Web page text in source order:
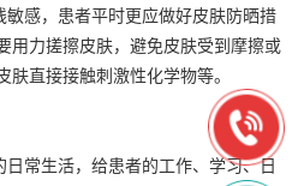
感，患者平时更应做好皮肤防晒措
用力搓擦皮肤，避免皮肤受到摩擦或
直接接触刺激性化学物等。
常生活，给患者的工作、学习、日